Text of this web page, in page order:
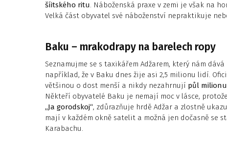
šíitského ritu. Náboženská praxe v zemi je však na
Velká část obyvatel své náboženství nepraktikuje
Baku – mrakodrapy na barelech ropy
Seznamujme se s taxikářem Adžarem, který nám
například, že v Baku dnes žije asi 2,5 milionu lidí.
většinou o dost menší a nikdy nezahrnují půl
Někteří obyvatelé Baku je nemají moc v lásce,
„Ja gorodskoj“, zdůrazňuje hrdě Adžar a zlostně
mají v každém okně satelit a možná jen dočasně se
Karabachu.